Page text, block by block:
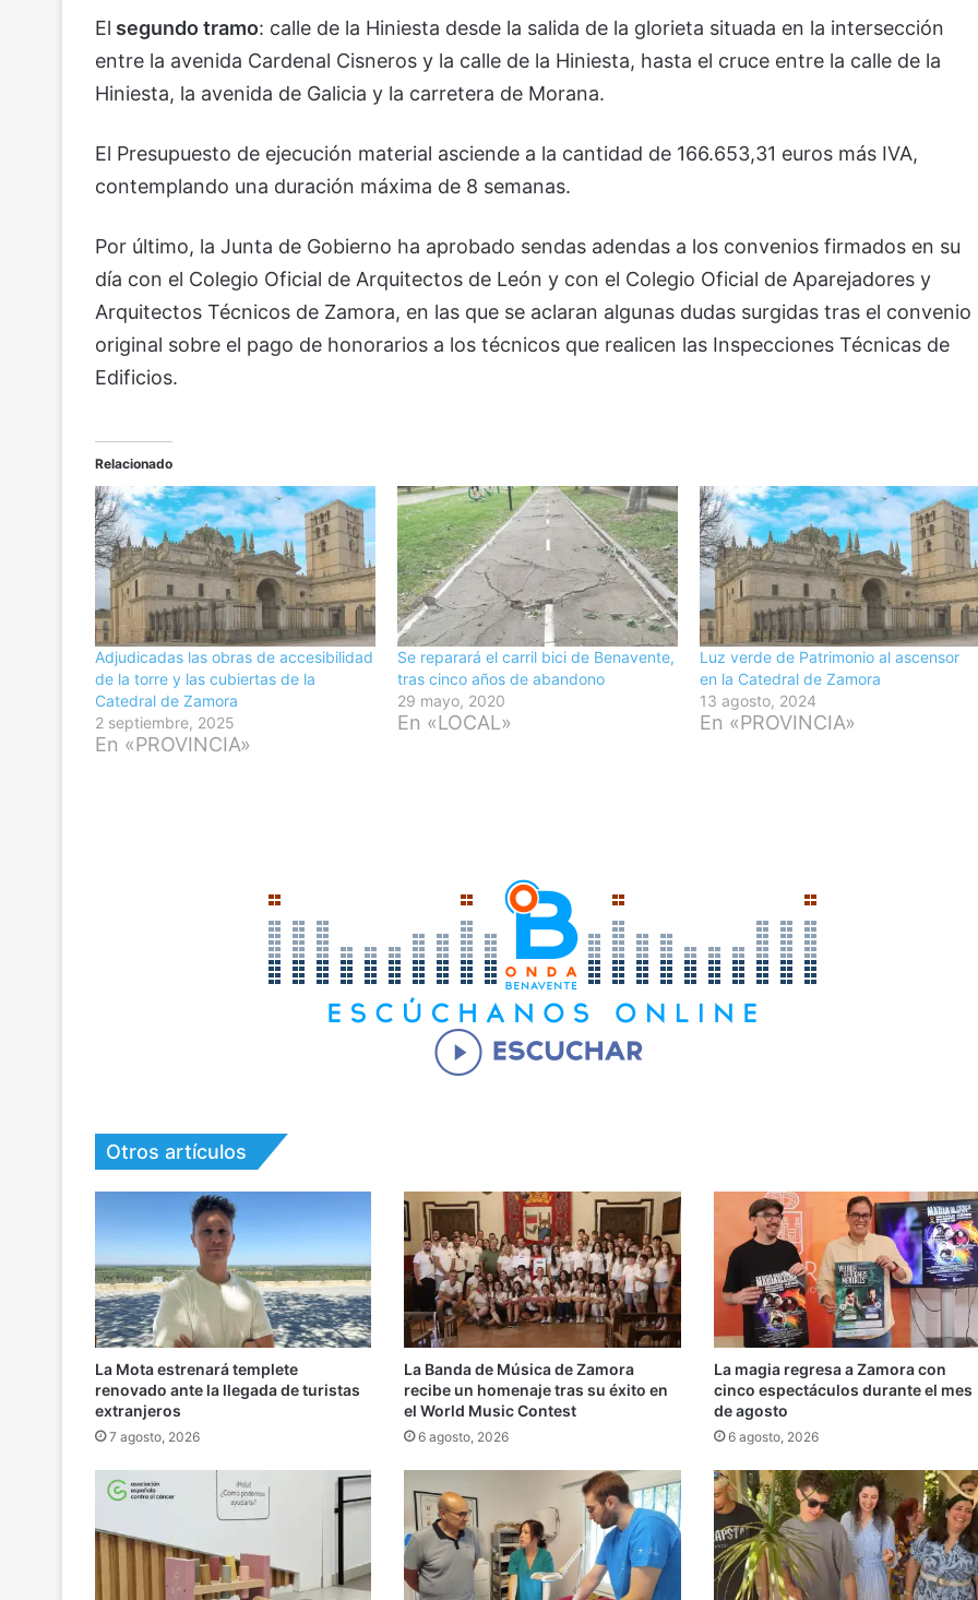
El segundo tramo: calle de la Hiniesta desde la salida de la glorieta situada en la intersección
entre la avenida Cardenal Cisneros y la calle de la Hiniesta, hasta el cruce entre la calle de la
Hiniesta, la avenida de Galicia y la carretera de Morana.
El Presupuesto de ejecución material asciende a la cantidad de 166.653,31 euros más IVA,
contemplando una duración máxima de 8 semanas.
Por último, la Junta de Gobierno ha aprobado sendas adendas a los convenios firmados en su
día con el Colegio Oficial de Arquitectos de León y con el Colegio Oficial de Aparejadores y
Arquitectos Técnicos de Zamora, en las que se aclaran algunas dudas surgidas tras el convenio
original sobre el pago de honorarios a los técnicos que realicen las Inspecciones Técnicas de
Edificios.
Relacionado
Adjudicadas las obras de accesibilidad
de la torre y las cubiertas de la
Catedral de Zamora
2 septiembre, 2025
En «PROVINCIA»
Se reparará el carril bici de Benavente,
tras cinco años de abandono
29 mayo, 2020
En «LOCAL»
Luz verde de Patrimonio al ascensor
en la Catedral de Zamora
13 agosto, 2024
En «PROVINCIA»
Otros artículos
La Mota estrenará templete
renovado ante la llegada de turistas
extranjeros
7 agosto, 2026
La Banda de Música de Zamora
recibe un homenaje tras su éxito en
el World Music Contest
6 agosto, 2026
La magia regresa a Zamora con
cinco espectáculos durante el mes
de agosto
6 agosto, 2026